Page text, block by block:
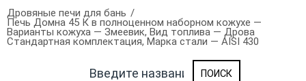
Дровяные печи для бань
Печь Домна 45 К в полноценном наборном кожухе —
Варианты кожуха — Змеевик, Вид топлива — Дрова
Стандартная комплектация, Марка стали — AISI 430